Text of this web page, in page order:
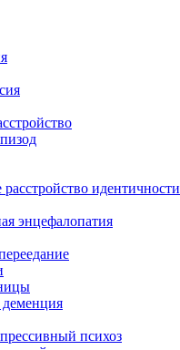
идентичности
энцефалопатия
психоз